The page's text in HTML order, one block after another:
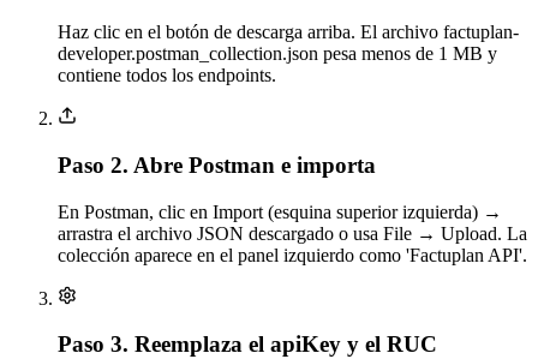
Haz clic en el botón de descarga arriba. El archivo factuplan-
developer.postman_collection.json pesa menos de 1 MB y
contiene todos los endpoints.
Paso 2. Abre Postman e importa
En Postman, clic en Import (esquina superior izquierda) →
arrastra el archivo JSON descargado o usa File → Upload. La
colección aparece en el panel izquierdo como 'Factuplan API'.
Paso 3. Reemplaza el apiKey y el RUC